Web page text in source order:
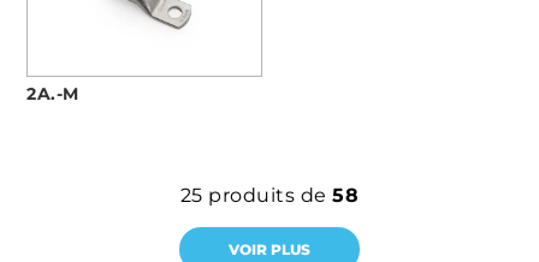
2A.-M
25 produits de58
VOIR PLUS